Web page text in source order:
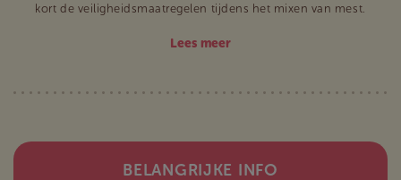
kort de veiligheidsmaatregelen tijdens het mixen van mest.
Lees meer
BELANGRIJKE INFO